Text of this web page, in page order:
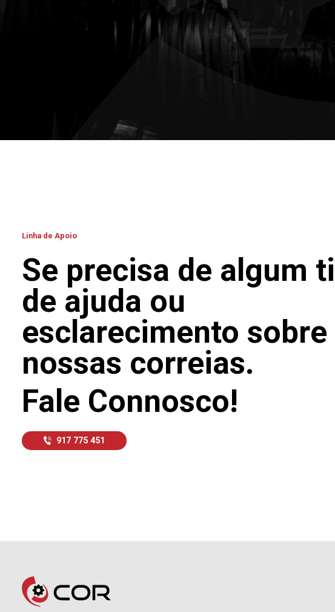
Linha de Apoio
Se precisa de algum
de ajuda ou
esclarecimento sobre
nossas correias.
Fale Connosco!
917 775 451